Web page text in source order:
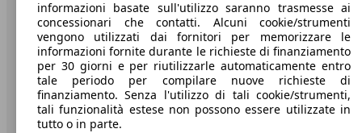
Stampa
Media
Condizioni generali
Informazioni
informazioni basate sull'utilizzo saranno trasmesse ai
concessionari che contatti. Alcuni cookie/strumenti
vengono utilizzati dai fornitori per memorizzare le
informazioni fornite durante le richieste di finanziamento
per 30 giorni e per riutilizzarle automaticamente entro
tale periodo per compilare nuove richieste di
finanziamento. Senza l'utilizzo di tali cookie/strumenti,
tali funzionalità estese non possono essere utilizzate in
tutto o in parte.